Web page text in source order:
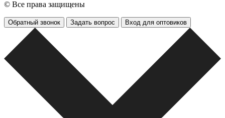
© Все права защищены
Обратный звонок Задать вопрос Вход для оптовиков